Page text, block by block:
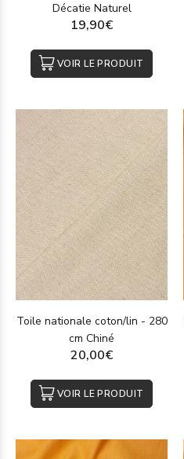
Décatie Naturel
19,90€
VOIR LE PRODUIT
Toile nationale coton/lin - 280
cm Chiné
20,00€
VOIR LE PRODUIT